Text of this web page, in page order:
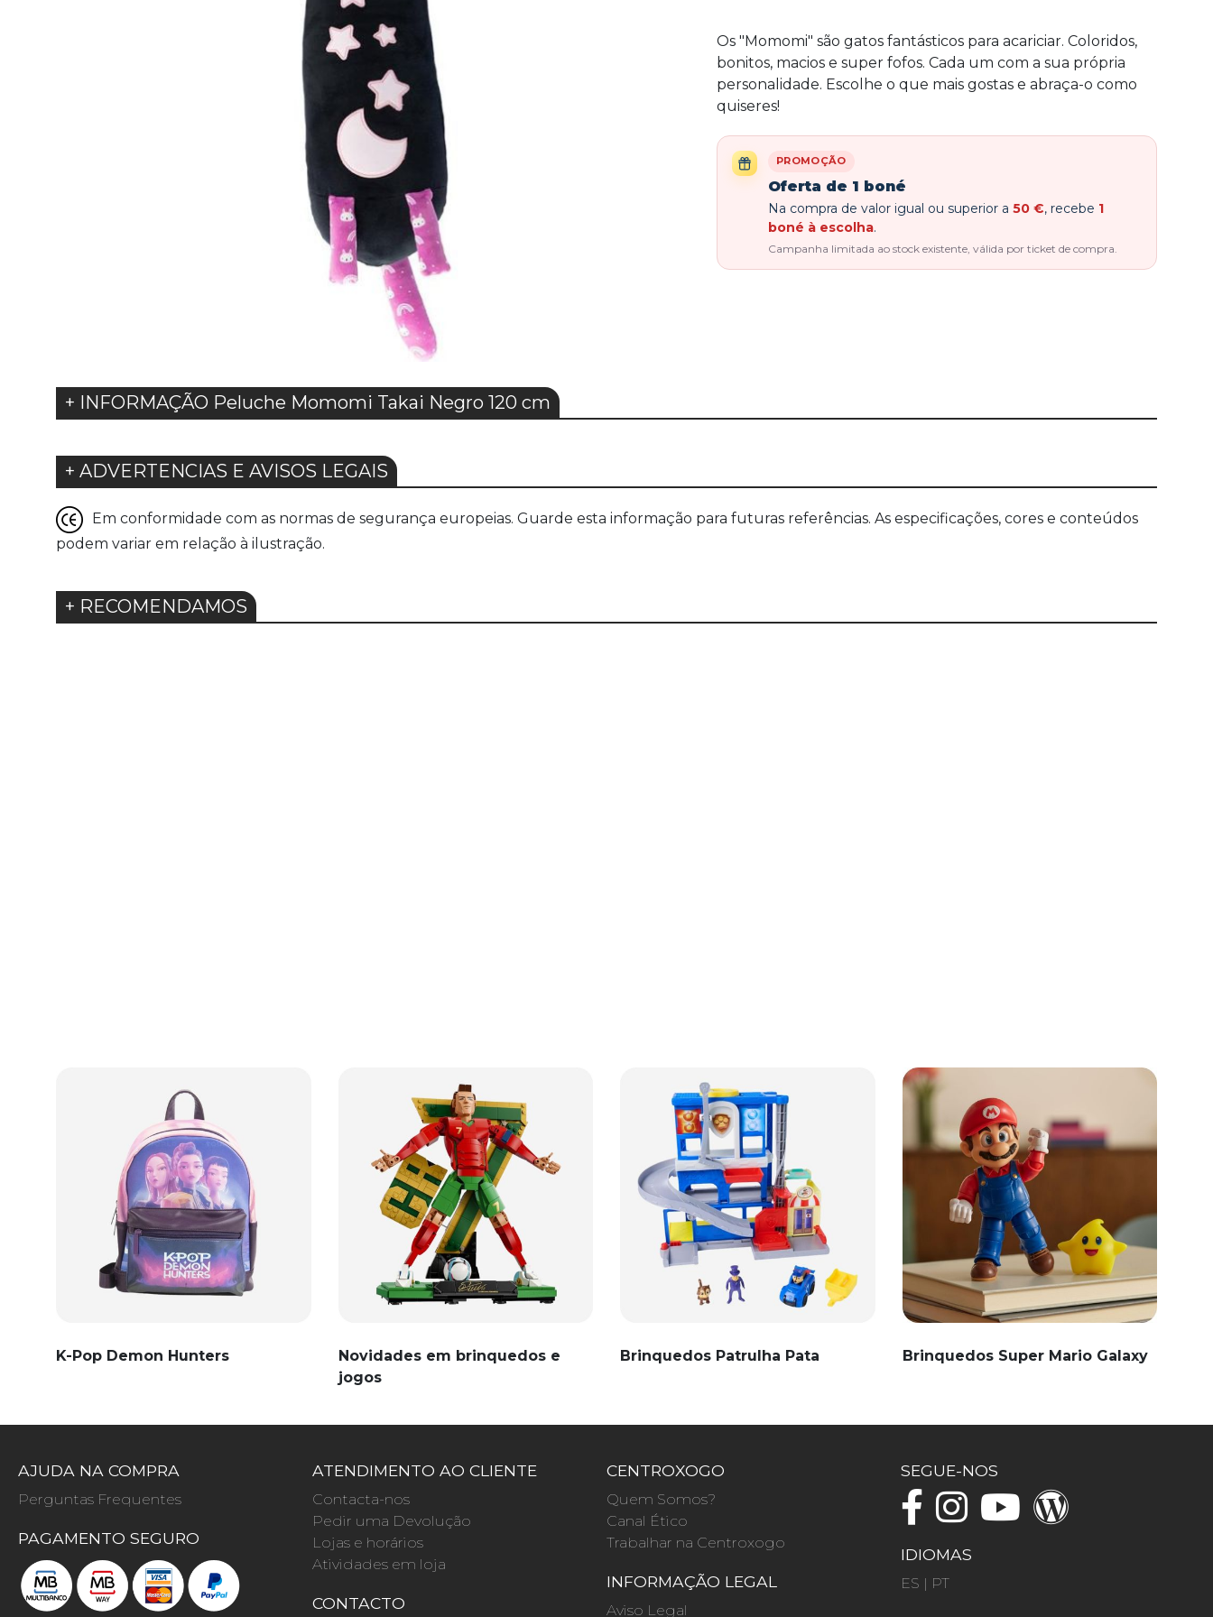
Os "Momomi" são gatos fantásticos para acariciar. Coloridos,
bonitos, macios e super fofos. Cada um com a sua própria
personalidade. Escolhe o que mais gostas e abraça-o como
quiseres!
PROMOÇÃO
Oferta de 1 boné
Na compra de valor igual ou superior a 50 €, recebe 1
boné à escolha.
Campanha limitada ao stock existente, válida por ticket de compra.
+ INFORMAÇÃO Peluche Momomi Takai Negro 120 cm
+ ADVERTENCIAS E AVISOS LEGAIS
Em conformidade com as normas de segurança europeias. Guarde esta informação para futuras referências. As especificações, cores e conteúdos
podem variar em relação à ilustração.
+ RECOMENDAMOS
K-Pop Demon Hunters
Novidades em brinquedos e
jogos
Brinquedos Patrulha Pata Brinquedos Super Mario Galaxy
AJUDA NA COMPRA
Perguntas Frequentes
PAGAMENTO SEGURO
ATENDIMENTO AO CLIENTE
Contacta-nos
Pedir uma Devolução
Lojas e horários
Atividades em loja
CONTACTO
CENTROXOGO
Quem Somos?
Canal Ético
Trabalhar na Centroxogo
INFORMAÇÃO LEGAL
Aviso Legal
SEGUE-NOS
IDIOMAS
ES | PT